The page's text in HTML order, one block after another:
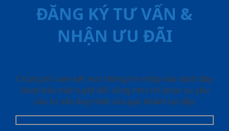
ĐĂNG KÝ TƯ VẤN &
NHẬN ƯU ĐÃI
Chúng tôi cam kết mọi thông tin nhập vào dưới đây
được bảo mật tuyệt đối cũng như chỉ phục vụ yêu
cầu tư vấn duy nhất của quý khách tại đây.